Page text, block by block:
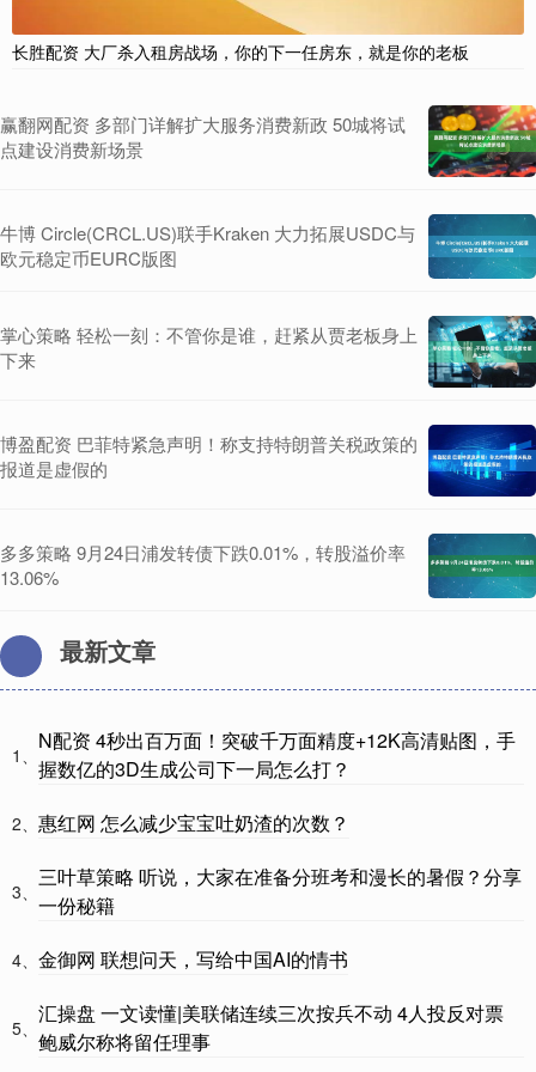
长胜配资 大厂杀入租房战场，你的下一任房东，就是你的老板
赢翻网配资 多部门详解扩大服务消费新政 50城将试
点建设消费新场景
牛博 Circle(CRCL.US)联手Kraken 大力拓展USDC与
欧元稳定币EURC版图
掌心策略 轻松一刻：不管你是谁，赶紧从贾老板身上
下来
博盈配资 巴菲特紧急声明！称支持特朗普关税政策的
报道是虚假的
多多策略 9月24日浦发转债下跌0.01%，转股溢价率
13.06%
最新文章
1、
N配资 4秒出百万面！突破千万面精度+12K高清贴图，手
握数亿的3D生成公司下一局怎么打？
2、 惠红网 怎么减少宝宝吐奶渣的次数？
3、
三叶草策略 听说，大家在准备分班考和漫长的暑假？分享
一份秘籍
4、 金御网 联想问天，写给中国AI的情书
5、
汇操盘 一文读懂|美联储连续三次按兵不动 4人投反对票
鲍威尔称将留任理事